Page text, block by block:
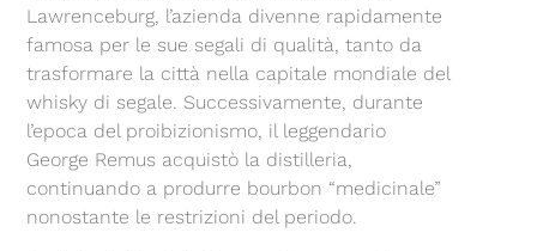
Lawrenceburg, l’azienda divenne rapidamente
famosa per le sue segali di qualità, tanto da
trasformare la città nella capitale mondiale del
whisky di segale. Successivamente, durante
l’epoca del proibizionismo, il leggendario
George Remus acquistò la distilleria,
continuando a produrre bourbon “medicinale”
nonostante le restrizioni del periodo.